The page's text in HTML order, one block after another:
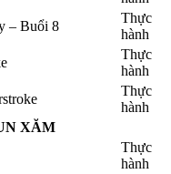
– Buổi 8
Thực
hành
Thực
hành
Thực
hành
XĂM
Thực
hành